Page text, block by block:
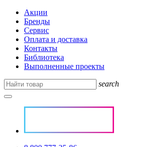
Акции
Бренды
Сервис
Оплата и доставка
Контакты
Библиотека
Выполненные проекты
search